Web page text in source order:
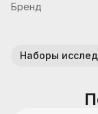
Бренд